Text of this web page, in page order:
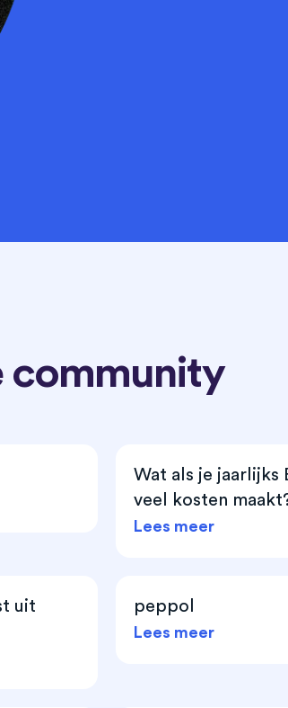
community
Wat als je jaarlijks
veel kosten
Lees meer
uit
peppol
Lees meer